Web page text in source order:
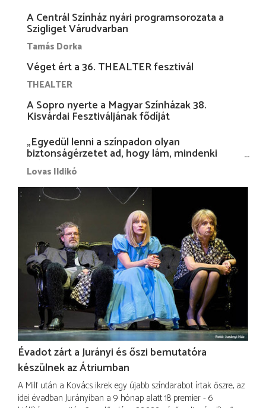
A Centrál Színház nyári programsorozata a
Szigliget Várudvarban
Tamás Dorka
Véget ért a 36. THEALTER fesztivál
THEALTER
A Sopro nyerte a Magyar Színházak 38.
Kisvárdai Fesztiváljának fődíját
„Egyedül lenni a színpadon olyan
biztonságérzetet ad, hogy lám, mindenki
más nélkül is megvagyok magammal…”
Lovas Ildikó
Évadot zárt a Jurányi és őszi bemutatóra
készülnek az Átriumban
A Milf után a Kovács ikrek egy újabb színdarabot írtak őszre, az
idei évadban Jurányiban a 9 hónap alatt 18 premier - 6